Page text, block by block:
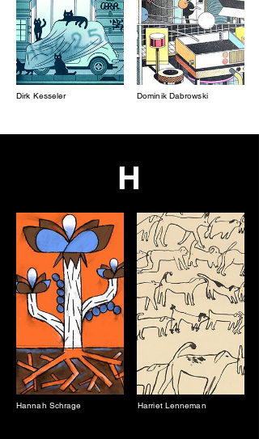
Dirk Kesseler Dominik Dabrowski
H
Hannah Schrage Harriet Lenneman